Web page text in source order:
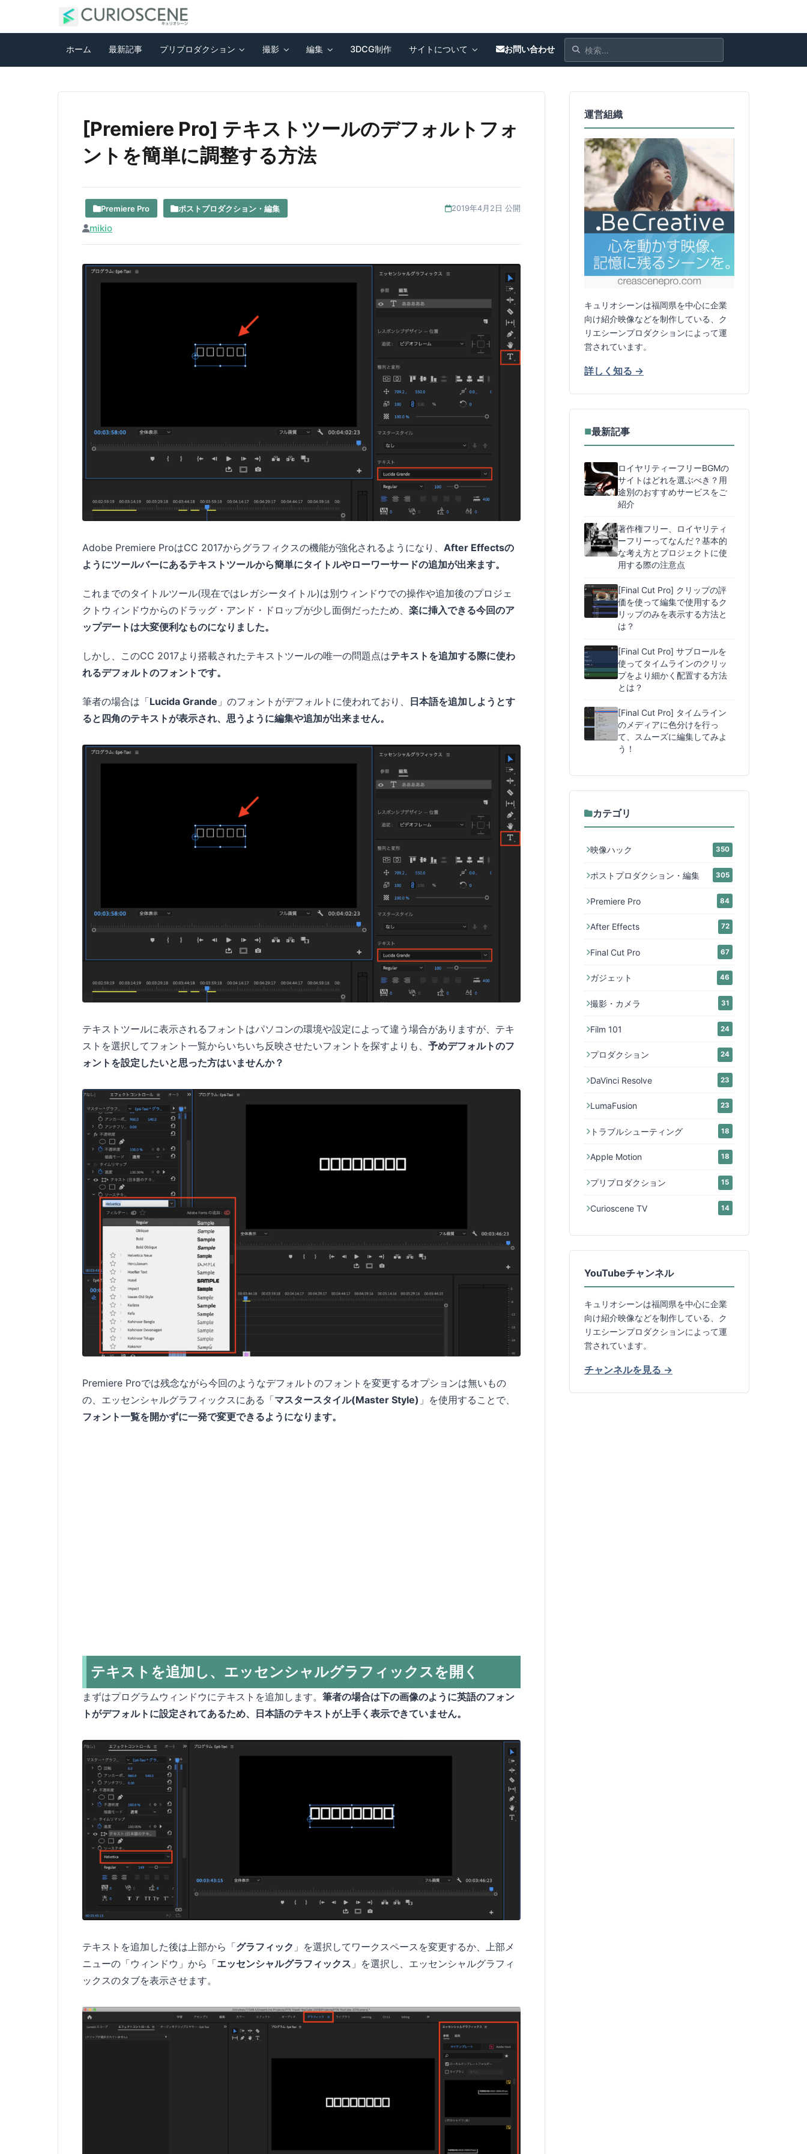
ホーム 最新記事 プリプロダクション 撮影 編集 3DCG制作 サイトについて お問い合わせ
[Premiere Pro] テキストツールのデフォルトフォ
ントを簡単に調整する方法
Premiere Pro ポストプロダクション・編集 2019年4月2日 公開
mikio
Adobe Premiere ProはCC 2017からグラフィクスの機能が強化されるようになり、 After Effectsの
ようにツールバーにあるテキストツールから簡単にタイトルやローワーサードの追加が出来ます。
これまでのタイトルツール(現在ではレガシータイトル)は別ウィンドウでの操作や追加後のプロジェ
クトウィンドウからのドラッグ・アンド・ドロップが少し面倒だったため、 楽に挿入できる今回のア
ップデートは大変便利なものになりました。
しかし、このCC 2017より搭載されたテキストツールの唯一の問題点はテキストを追加する際に使わ
れるデフォルトのフォントです。
筆者の場合は「Lucida Grande 」のフォントがデフォルトに使われており、
日本語を追加しようとす
ると四角のテキストが表示され、思うように編集や追加が出来ません。
テキストツールに表示されるフォントはパソコンの環境や設定によって違う場合がありますが、テキ
ストを選択してフォント一覧からいちいち反映させたいフォントを探すよりも、 予めデフォルトのフ
ォントを設定したいと思った方はいませんか？
Premiere Proでは残念ながら今回のようなデフォルトのフォントを変更するオプションは無いもの
の、エッセンシャルグラフィックスにある「マスタースタイル(Master Style) 」を使用することで、
フォント一覧を開かずに一発で変更できるようになります。
テキストを追加し、エッセンシャルグラフィックスを開く
まずはプログラムウィンドウにテキストを追加します。 筆者の場合は下の画像のように英語のフォン
トがデフォルトに設定されてあるため、日本語のテキストが上手く表示できていません。
テキストを追加した後は上部から「グラフィック 」を選択してワークスペースを変更するか、上部メ
ニューの「ウィンドウ」から「エッセンシャルグラフィックス 」を選択し、エッセンシャルグラフィ
ックスのタブを表示させます。
運営組織
キュリオシーンは福岡県を中心に企業
向け紹介映像などを制作している、ク
リエシーンプロダクションによって運
営されています。
詳しく知る →
■最新記事
ロイヤリティーフリーBGMの
サイトはどれを選ぶべき？用
途別のおすすめサービスをご
紹介
著作権フリー、ロイヤリティ
ーフリーってなんだ？基本的
な考え方とプロジェクトに使
用する際の注意点
[Final Cut Pro] クリップの評
価を使って編集で使用するク
リップのみを表示する方法と
は？
[Final Cut Pro] サブロールを
使ってタイムラインのクリッ
プをより細かく配置する方法
とは？
[Final Cut Pro] タイムライン
のメディアに色分けを行っ
て、スムーズに編集してみよ
う！
カテゴリ
映像ハック 350
ポストプロダクション・編集 305
Premiere Pro 84
After Effects 72
Final Cut Pro 67
ガジェット 46
撮影・カメラ 31
Film 101 24
プロダクション 24
DaVinci Resolve 23
LumaFusion 23
トラブルシューティング 18
Apple Motion 18
プリプロダクション 15
Curioscene TV 14
YouTubeチャンネル
キュリオシーンは福岡県を中心に企業
向け紹介映像などを制作している、ク
リエシーンプロダクションによって運
営されています。
チャンネルを見る →